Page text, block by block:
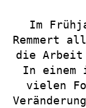
Im
Remmert
die Arbeit
In einem
vielen